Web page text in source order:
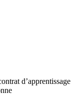
d’apprentissage